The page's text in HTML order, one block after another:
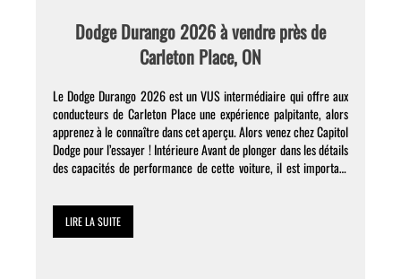
Dodge Durango 2026 à vendre près de
Carleton Place, ON
Le Dodge Durango 2026 est un VUS intermédiaire qui offre aux
conducteurs de Carleton Place une expérience palpitante, alors
apprenez à le connaître dans cet aperçu. Alors venez chez Capitol
Dodge pour l’essayer ! Intérieure Avant de plonger dans les détails
des capacités de performance de cette voiture, il est important
LIRE LA SUITE